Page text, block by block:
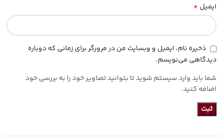
ایمیل *
ذخیره نام، ایمیل و وبسایت من در مرورگر برای زمانی که دوباره
دیدگاهی می‌نویسم.
شما باید وارد سیستم شوید تا بتوانید تصاویر خود را به بررسی خود
اضافه کنید.